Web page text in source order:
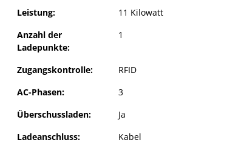
Leistung:
11 Kilowatt
Anzahl der
Ladepunkte:
1
Zugangskontrolle:
RFID
AC-Phasen:
3
Überschussladen:
Ja
Ladeanschluss:
Kabel